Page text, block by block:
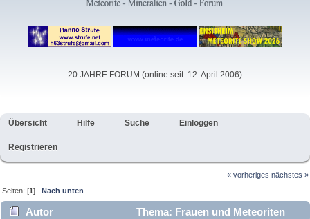
20 JAHRE FORUM (online seit: 12. April 2006)
Übersicht Hilfe Suche Einloggen
Registrieren
« vorheriges nächstes »
Seiten: [1]Nach unten
Autor
Thema: Frauen und Meteoriten